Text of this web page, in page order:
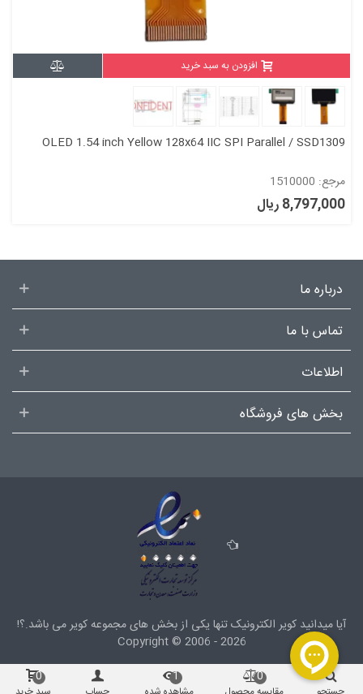
افزودن به سبد خرید
OLED 1.54 inch Yellow 128x64 IIC SPI Parallel / SSD1309
مرجع: 1510000
8,797,000 ریال
درباره ما
تماس با ما
اطلاعات
بخش های فروشگاه
آیا میدانید کویر الکترونیک تنها یکی از بخش هایمجموعه کویرمی باشد.؟!
Copyright © 2006 - 2026
0
1
0